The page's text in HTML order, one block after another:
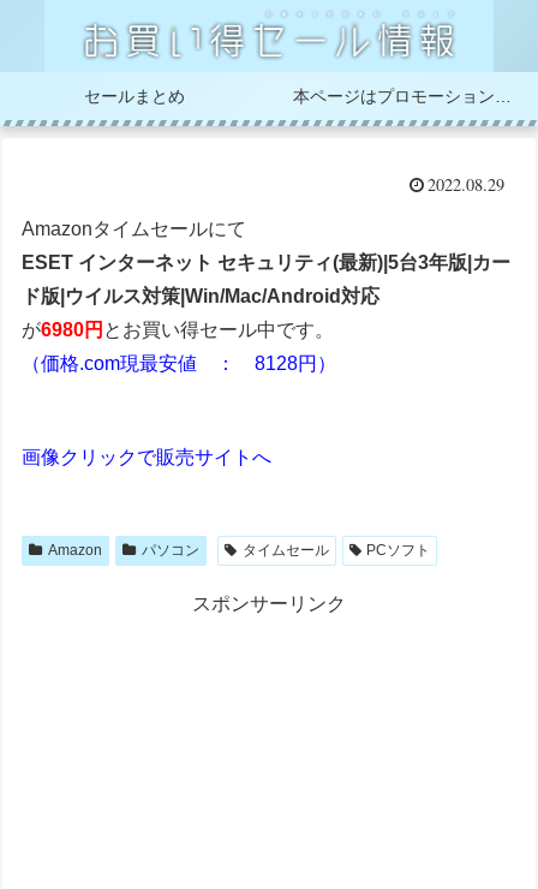
セールまとめ
2022.08.29
Amazonタイムセールにて
ESET インターネット セキュリティ(最新)|5台3年版|カー
ド版|ウイルス対策|Win/Mac/Android対応
が6980円 とお買い得セール中です。
（価格.com現最安値 ： 8128円）
画像クリックで販売サイトへ
Amazon パソコン タイムセール PCソフト
スポンサーリンク